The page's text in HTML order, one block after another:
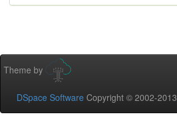
Theme by
DSpace Software Copyright © 2002-2013